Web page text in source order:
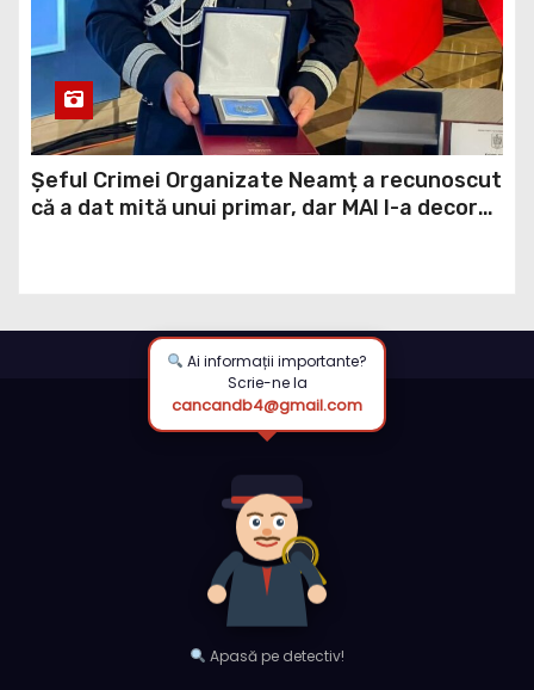
Șeful Crimei Organizate Neamț a recunoscut
că a dat mită unui primar, dar MAI l-a decorat
Ai informații importante?
Scrie-ne la
cancandb4@gmail.com
Apasă pe detectiv!